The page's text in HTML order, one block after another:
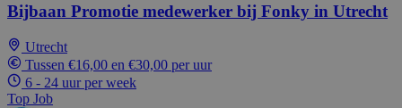
Bijbaan Promotie medewerker bij Fonky in Utrecht
Utrecht
Tussen €16,00 en €30,00 per uur
6 - 24 uur per week
Top Job